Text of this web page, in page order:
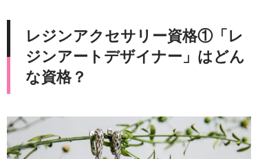
レジンアクセサリー資格①「レ
ジンアートデザイナー」はどん
な資格？